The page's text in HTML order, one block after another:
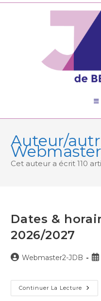
Skip
Auteur/
Cet auteur a écrit 110
Dates &
2026/2027
Auteur/autrice
publication :
Webmaster2-JDB
Continuer La Lecture Dates
&